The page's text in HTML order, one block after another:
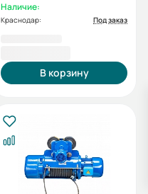
Наличие:
Краснодар: Под заказ
В корзину